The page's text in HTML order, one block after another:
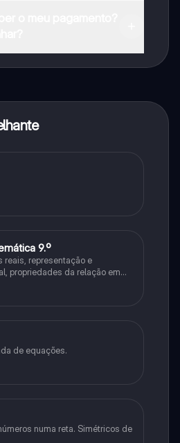
9.º
reais, representação e
propriedades da relação em
com números reais exatos,
intervalos de números reais
de equações.
numa reta. Simétricos de